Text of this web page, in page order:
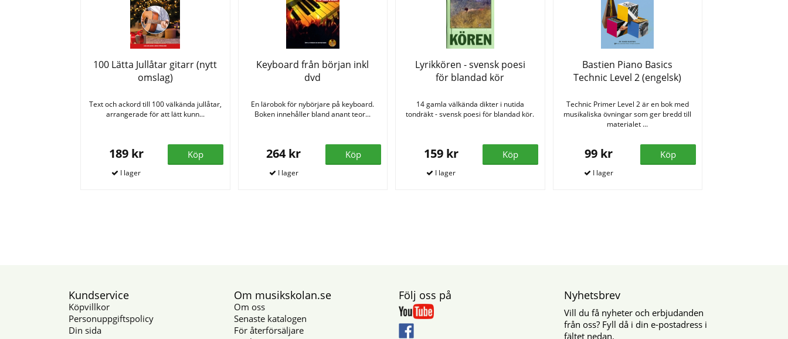
100 Lätta Jullåtar gitarr (nytt
omslag)
Text och ackord till 100 välkända jullåtar,
arrangerade för att lätt kunn...
189 kr Köp
Keyboard från början inkl
dvd
En lärobok för nybörjare på keyboard.
Boken innehåller bland anant teor...
264 kr Köp
Lyrikkören - svensk poesi
för blandad kör
14 gamla välkända dikter i nutida
tondräkt - svensk poesi för blandad kör.
159 kr Köp
Bastien Piano Basics
Technic Level 2 (engelsk)
Technic Primer Level 2 är en bok med
musikaliska övningar som ger bredd till
materialet ...
99 kr Köp
Kundservice
Köpvillkor
Personuppgiftspolicy
Din sida
Om musikskolan.se
Om oss
Senaste katalogen
För återförsäljare
Följ oss på Nyhetsbrev
Vill du få nyheter och erbjudanden
från oss? Fyll då i din e-postadress i
fältet nedan.